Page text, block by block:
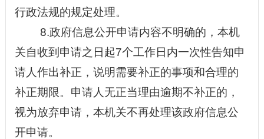
行政法规的规定处理。
8.政府信息公开申请内容不明确的，本机
关自收到申请之日起7个工作日内一次性告知申
请人作出补正，说明需要补正的事项和合理的
补正期限。申请人无正当理由逾期不补正的，
视为放弃申请，本机关不再处理该政府信息公
开申请。